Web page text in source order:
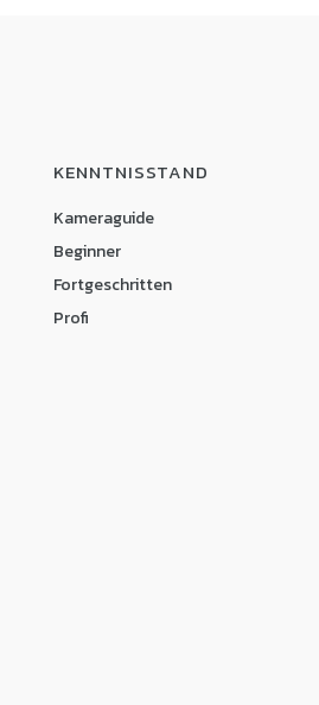
KENNTNISSTAND
Kameraguide
Beginner
Fortgeschritten
Profi